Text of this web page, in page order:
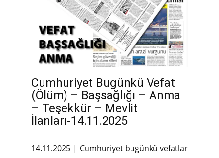
Cumhuriyet Bugünkü Vefat
(Ölüm) – Başsağlığı – Anma
– Teşekkür – Mevlit
İlanları-14.11.2025
14.11.2025 Cumhuriyet bugünkü vefatlar